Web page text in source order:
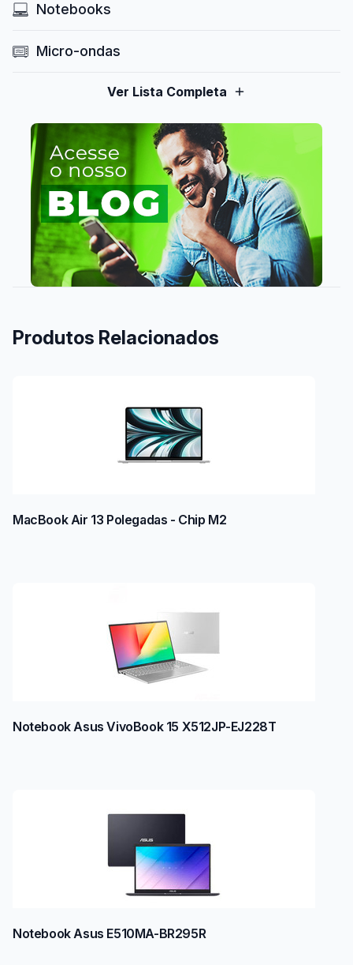
Notebooks
Micro-ondas
Ver Lista Completa
Produtos Relacionados
MacBook Air 13 Polegadas - Chip M2
Notebook Asus VivoBook 15 X512JP-EJ228T
Notebook Asus E510MA-BR295R